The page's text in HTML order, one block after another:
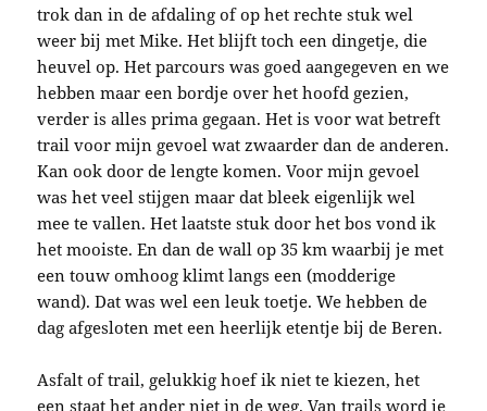
trok dan in de afdaling of op het rechte stuk wel
weer bij met Mike. Het blijft toch een dingetje, die
heuvel op. Het parcours was goed aangegeven en we
hebben maar een bordje over het hoofd gezien,
verder is alles prima gegaan. Het is voor wat betreft
trail voor mijn gevoel wat zwaarder dan de anderen.
Kan ook door de lengte komen. Voor mijn gevoel
was het veel stijgen maar dat bleek eigenlijk wel
mee te vallen. Het laatste stuk door het bos vond ik
het mooiste. En dan de wall op 35 km waarbij je met
een touw omhoog klimt langs een (modderige
wand). Dat was wel een leuk toetje. We hebben de
dag afgesloten met een heerlijk etentje bij de Beren.
Asfalt of trail, gelukkig hoef ik niet te kiezen, het
een staat het ander niet in de weg. Van trails word je